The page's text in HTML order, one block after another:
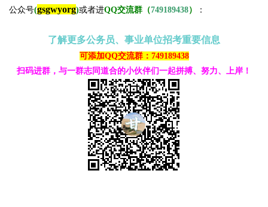
公众号(gsgwyorg)或者进QQ交流群（749189438） ：
了解更多公务员、事业单位招考重要信息
可添加QQ交流群：749189438
扫码进群，与一群志同道合的小伙伴们一起拼搏、努力、上岸！